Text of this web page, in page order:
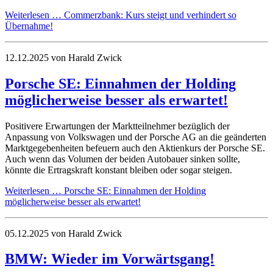
Weiterlesen … Commerzbank: Kurs steigt und verhindert so
Übernahme!
12.12.2025 von Harald Zwick
Porsche SE: Einnahmen der Holding
möglicherweise besser als erwartet!
Positivere Erwartungen der Marktteilnehmer bezüglich der
Anpassung von Volkswagen und der Porsche AG an die geänderten
Marktgegebenheiten befeuern auch den Aktienkurs der Porsche SE.
Auch wenn das Volumen der beiden Autobauer sinken sollte,
könnte die Ertragskraft konstant bleiben oder sogar steigen.
Weiterlesen … Porsche SE: Einnahmen der Holding
möglicherweise besser als erwartet!
05.12.2025 von Harald Zwick
BMW: Wieder im Vorwärtsgang!